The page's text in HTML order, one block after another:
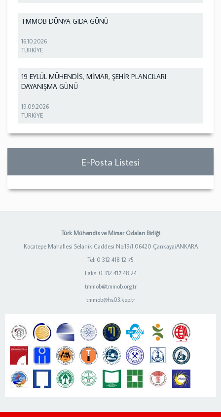
TMMOB DÜNYA GIDA GÜNÜ
16.10.2026
TÜRKİYE
19 EYLÜL MÜHENDİS, MİMAR, ŞEHİR PLANCILARI
DAYANIŞMA GÜNÜ
19.09.2026
TÜRKİYE
E-Posta Listesi
Türk Mühendis ve Mimar Odaları Birliği
Kocatepe Mahallesi Selanik Caddesi No:19/1 06420 Çankaya/ANKARA
Tel: 0 312 418 12 75
Faks: 0 312 417 48 24
tmmob@tmmob.org.tr
tmmob@hs03.kep.tr